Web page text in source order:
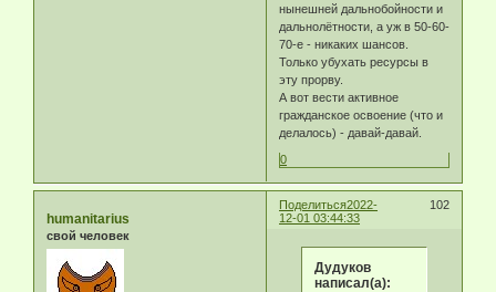
нынешней дальнобойности и
дальнолётности, а уж в 50-60-
70-е - никаких шансов.
Только убухать ресурсы в
эту прорву.
А вот вести активное
гражданское освоение (что и
делалось) - давай-давай.
0
Поделиться 102
2022-
12-01 03:44:33
humanitarius
свой человек
Дудуков
написал(а):